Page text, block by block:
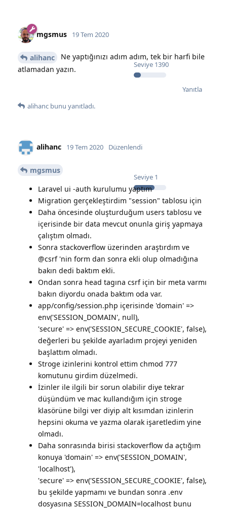
mgsmus
Seviye 1390
19 Tem 2020
alihanc
Ne yaptığınızı adım adım, tek bir harfi bile
atlamadan yazın.
Yanıtla
alihanc bunu yanıtladı.
alihanc
Seviye 1
19 Tem 2020 Düzenlendi
mgsmus
Laravel ui -auth kurulumu yaptım
Migration gerçekleştirdim "session" tablosu için
Daha öncesinde oluşturduğum users tablosu ve
içerisinde bir data mevcut onunla giriş yapmaya
çalıştım olmadı.
Sonra stackoverflow üzerinden araştırdım ve
@csrf 'nin form dan sonra ekli olup olmadığına
bakın dedi baktım ekli.
Ondan sonra head tagına csrf için bir meta varmı
bakın diyordu onada baktım oda var.
app/config/session.php içerisinde 'domain' =>
env('SESSION_DOMAIN', null),
'secure' => env('SESSION_SECURE_COOKIE', false),
değerleri bu şekilde ayarladım projeyi yeniden
başlattım olmadı.
Stroge izinlerini kontrol ettim chmod 777
komutunu girdim düzelmedi.
İzinler ile ilgili bir sorun olabilir diye tekrar
düşündüm ve mac kullandığım için stroge
klasörüne bilgi ver diyip alt kısımdan izinlerin
hepsini okuma ve yazma olarak işaretledim yine
olmadı.
Daha sonrasında birisi stackoverflow da açtığım
konuya 'domain' => env('SESSION_DOMAIN',
'localhost'),
'secure' => env('SESSION_SECURE_COOKIE', false),
bu şekilde yapmamı ve bundan sonra .env
dosyasına SESSION_DOMAIN=localhost bunu